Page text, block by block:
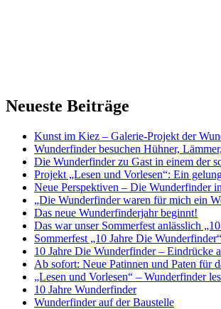
Neueste Beiträge
Kunst im Kiez – Galerie-Projekt der
Wunderfinder besuchen Hühner,
Die Wunderfinder zu Gast in einem der
Projekt „Lesen und Vorlesen“: Ein
Neue Perspektiven – Die Wunderfinder
„Die Wunderfinder waren für mich ein
Das neue Wunderfinderjahr beginnt!
Das war unser Sommerfest anlässlich
Sommerfest „10 Jahre Die Wunderfinder“
10 Jahre Die Wunderfinder – Eindrücke
Ab sofort: Neue Patinnen und Paten für
„Lesen und Vorlesen“ – Wunderfinder
10 Jahre Wunderfinder
Wunderfinder auf der Baustelle